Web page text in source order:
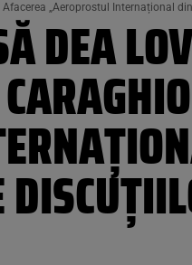
„Aeroprostul Internațional
DEA